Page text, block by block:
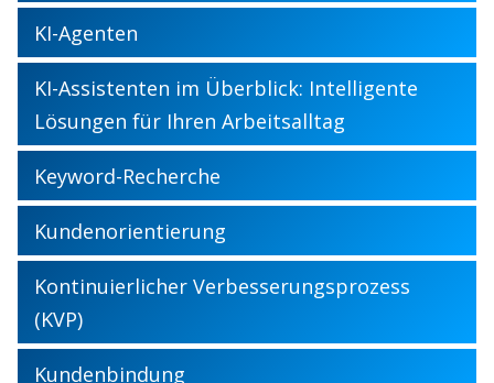
KI-Agenten
KI-Assistenten im Überblick: Intelligente
Lösungen für Ihren Arbeitsalltag
Keyword-Recherche
Kundenorientierung
Kontinuierlicher Verbesserungsprozess
(KVP)
Kundenbindung